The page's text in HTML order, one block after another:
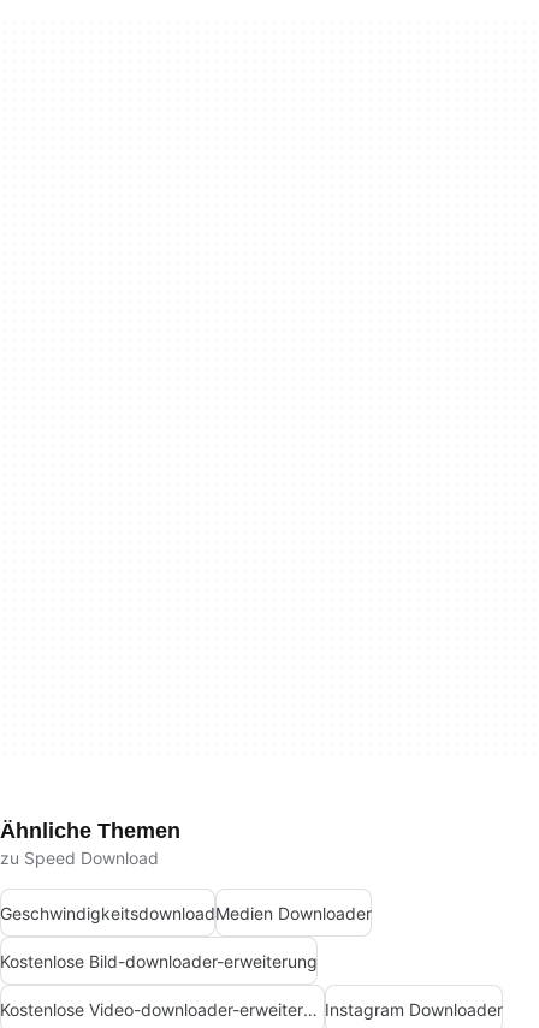
Ähnliche Themen
zu Speed Download
GeschwindigkeitsdownloadMedien Downloader
Kostenlose Bild-downloader-erweiterung
Kostenlose Video-downloader-erweiterung Instagram Downloader